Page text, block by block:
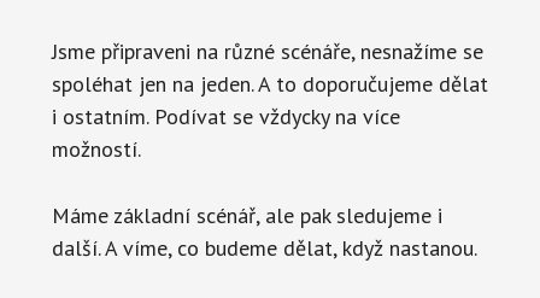
Jsme připraveni na různé scénáře, nesnažíme se
spoléhat jen na jeden. A to doporučujeme dělat
i ostatním. Podívat se vždycky na více
možností.
Máme základní scénář, ale pak sledujeme i
další. A víme, co budeme dělat, když nastanou.